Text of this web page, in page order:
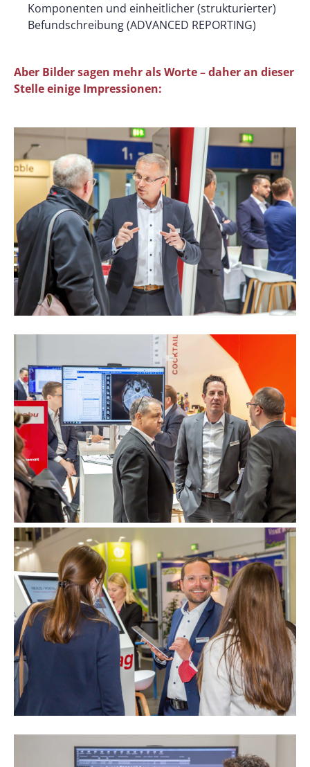
Komponenten und einheitlicher (strukturierter)
Befundschreibung (ADVANCED REPORTING)
Aber Bilder sagen mehr als Worte – daher an dieser
Stelle einige Impressionen: